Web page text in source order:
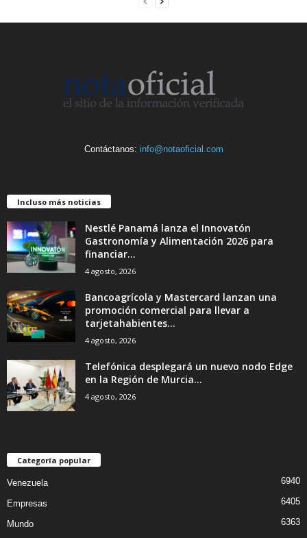
Contáctanos: info@notaoficial.com
Incluso más noticias
Nestlé Panamá lanza el Innovatón
Gastronomía y Alimentación 2026 para
financiar...
4 agosto, 2026
Bancoagrícola y Mastercard lanzan una
promoción comercial para llevar a
tarjetahabientes...
4 agosto, 2026
Telefónica desplegará un nuevo nodo Edge
en la Región de Murcia...
4 agosto, 2026
Categoría popular
Venezuela 6940
Empresas 6405
Mundo
6363